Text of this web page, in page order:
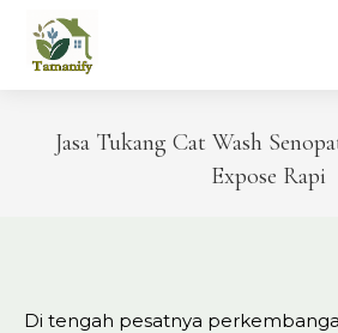
content
Jasa Tukang Cat Wash
Expose Rapi
Di tengah pesatnya